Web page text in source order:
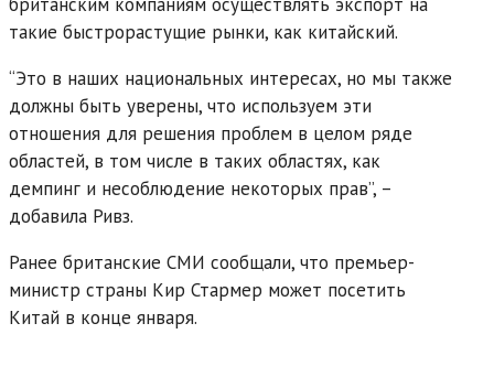
такие быстрорастущие рынки, как китайский.
“Это в наших национальных интересах, но мы также
должны быть уверены, что используем эти
отношения для решения проблем в целом ряде
областей, в том числе в таких областях, как
демпинг и несоблюдение некоторых прав”, –
добавила Ривз.
Ранее британские СМИ сообщали, что премьер-
министр страны Кир Стармер может посетить
Китай в конце января.